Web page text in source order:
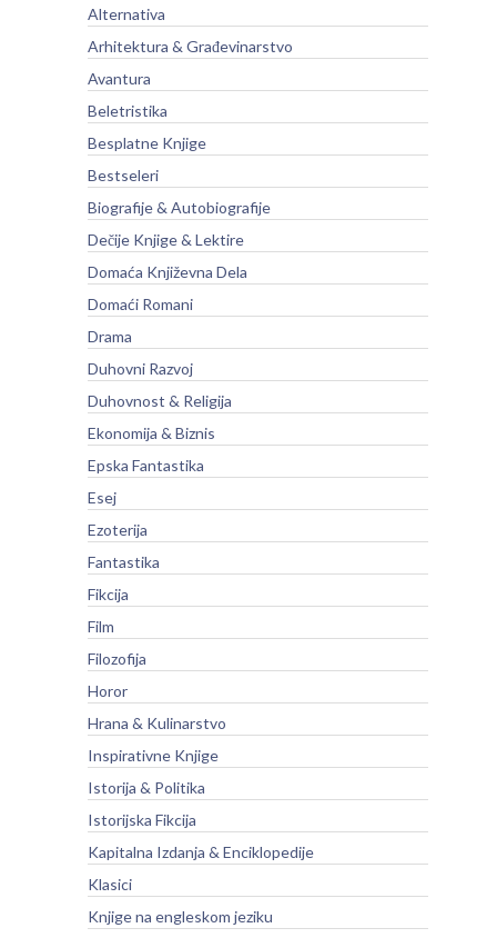
Alternativa
Arhitektura & Građevinarstvo
Avantura
Beletristika
Besplatne Knjige
Bestseleri
Biografije & Autobiografije
Dečije Knjige & Lektire
Domaća Književna Dela
Domaći Romani
Drama
Duhovni Razvoj
Duhovnost & Religija
Ekonomija & Biznis
Epska Fantastika
Esej
Ezoterija
Fantastika
Fikcija
Film
Filozofija
Horor
Hrana & Kulinarstvo
Inspirativne Knjige
Istorija & Politika
Istorijska Fikcija
Kapitalna Izdanja & Enciklopedije
Klasici
Knjige na engleskom jeziku